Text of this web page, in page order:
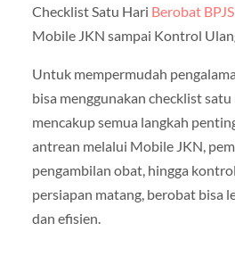
Checklist Satu Hari Berobat BPJS
Mobile JKN sampai Kontrol
Untuk mempermudah
bisa menggunakan checklist
mencakup semua langkah
antrean melalui Mobile JKN,
pengambilan obat, hingga
persiapan matang, berobat bisa
dan efisien.